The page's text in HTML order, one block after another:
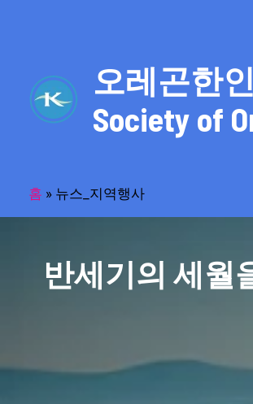
오레곤한
Society of
홈 » 뉴스_지역행사
반세기의 세월